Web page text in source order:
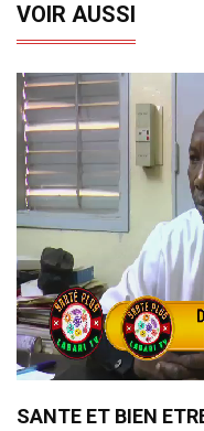
VOIR AUSSI
SANTE ET BIEN